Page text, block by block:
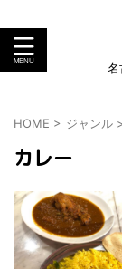
名
HOME > ジャンル
カレー